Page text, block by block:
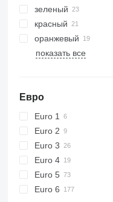
зеленый
красный
оранжевый
показать все
Евро
Euro 1
Euro 2
Euro 3
Euro 4
Euro 5
Euro 6